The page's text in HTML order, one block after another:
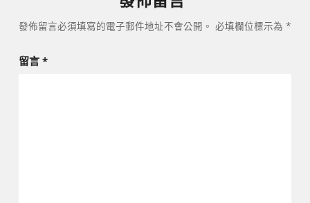
發佈留言必須填寫的電子郵件地址不會公開。 必填欄位標示為 *
留言 *